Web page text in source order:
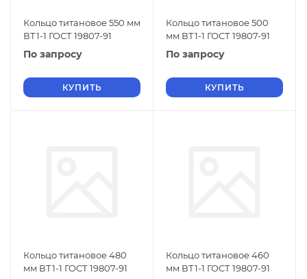
Кольцо титановое 550 мм
ВТ1-1 ГОСТ 19807-91
По запросу
КУПИТЬ
Кольцо титановое 500
мм ВТ1-1 ГОСТ 19807-91
По запросу
КУПИТЬ
Кольцо титановое 480
мм ВТ1-1 ГОСТ 19807-91
Кольцо титановое 460
мм ВТ1-1 ГОСТ 19807-91